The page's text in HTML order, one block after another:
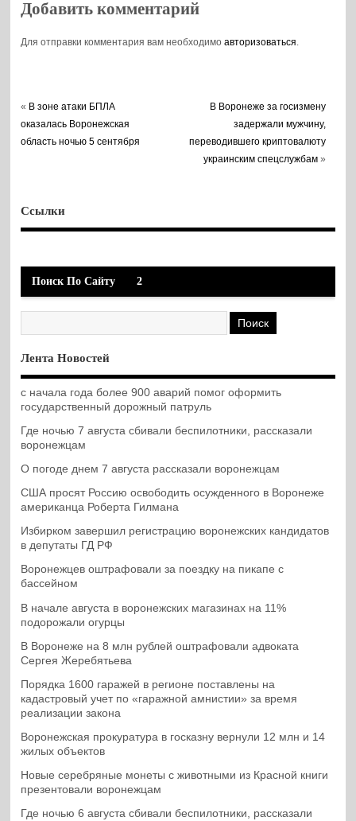
Добавить комментарий
Для отправки комментария вам необходимоавторизоваться
« В зоне атаки БПЛА
оказалась Воронежская
область ночью 5 сентября
В Воронеже за госизмену
задержали мужчину,
переводившего криптовалюту
украинским спецслужбам »
Ссылки
Поиск По Сайту 2
Лента Новостей
с начала года более 900 аварий помог оформить
государственный дорожный патруль
Где ночью 7 августа сбивали беспилотники, рассказали
воронежцам
О погоде днем 7 августа рассказали воронежцам
США просят Россию освободить осужденного в Воронеже
американца Роберта Гилмана
Избирком завершил регистрацию воронежских кандидатов
в депутаты ГД РФ
Воронежцев оштрафовали за поездку на пикапе с
бассейном
В начале августа в воронежских магазинах на 11%
подорожали огурцы
В Воронеже на 8 млн рублей оштрафовали адвоката
Сергея Жеребятьева
Порядка 1600 гаражей в регионе поставлены на
кадастровый учет по «гаражной амнистии» за время
реализации закона
Воронежская прокуратура в госказну вернули 12 млн и 14
жилых объектов
Новые серебряные монеты с животными из Красной книги
презентовали воронежцам
Где ночью 6 августа сбивали беспилотники, рассказали